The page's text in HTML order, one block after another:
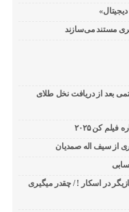
مستند می‌سازند
بعد از دریافت نخل طلای
کن ۲۰۲۵
از سیف اله صمدیان
در اسکار ! / چقدر میگیری